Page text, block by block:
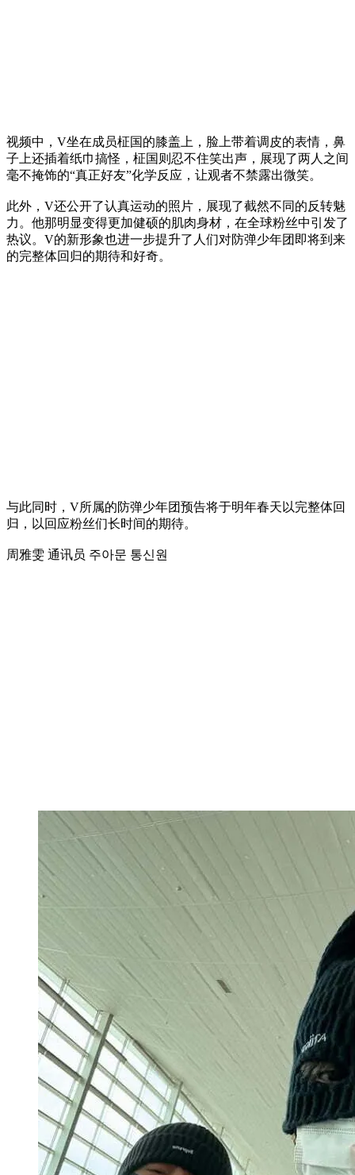
视频中，V坐在成员柾国的膝盖上，脸上带着调皮的表情，鼻
子上还插着纸巾搞怪，柾国则忍不住笑出声，展现了两人之间
毫不掩饰的“真正好友”化学反应，让观者不禁露出微笑。
此外，V还公开了认真运动的照片，展现了截然不同的反转魅
力。他那明显变得更加健硕的肌肉身材，在全球粉丝中引发了
热议。V的新形象也进一步提升了人们对防弹少年团即将到来
的完整体回归的期待和好奇。
与此同时，V所属的防弹少年团预告将于明年春天以完整体回
归，以回应粉丝们长时间的期待。
周雅雯 通讯员 주아문 통신원